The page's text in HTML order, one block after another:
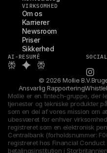
VIRKSOMHED
Om os
Karrierer
Newsroom
Priser
Sikkerhed
AI-RESUMÉ SOCIAL
© 2026 Mollie B.V.
Ansvarlig Rapportering
Mollie er en fintech-gruppe, der
tjenester og tekniske produkter
som en del af vores mission om
ubesværet for enhver
registreret som en elektronisk
Centralbank (forholdsnummer:
registreret hos Financial
betalingsinstitution i